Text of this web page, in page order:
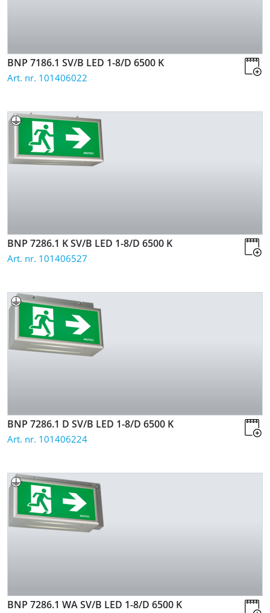
BNP 7186.1 SV/B LED 1-8/D 6500 K
Art. nr. 101406022
BNP 7286.1 K SV/B LED 1-8/D 6500 K
Art. nr. 101406527
BNP 7286.1 D SV/B LED 1-8/D 6500 K
Art. nr. 101406224
BNP 7286.1 WA SV/B LED 1-8/D 6500 K